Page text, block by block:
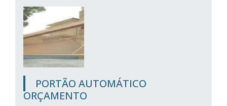
PORTÃO AUTOMÁTICO
ORÇAMENTO